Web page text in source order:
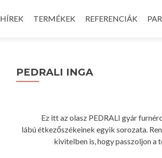
HÍREK TERMÉKEK REFERENCIÁK
PEDRALI INGA
Ez itt az olasz PEDRALI gyár
lábú étkezőszékeinek egyik sorozata.
kivitelben is, hogy passzoljon a